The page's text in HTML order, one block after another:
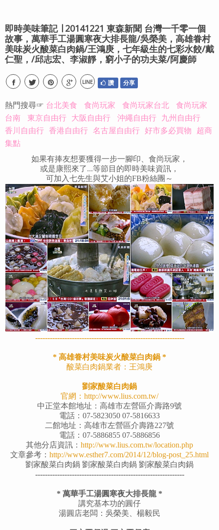
即時美味筆記 ∣ 20141221 東森新聞 台灣一千零一個
故事，萬華手工湯圓寒夜大排長龍/吳榮美，高雄眷村
美味炭火酸菜白肉鍋/王鴻庚，七年級生的七彩水餃/戴
仁聖，/邱志宏、李淑靜，窮小子的功夫菜/阿慶師
LINE 讚 分享
熱門搜尋☞ 台北美食 食尚玩家 食尚玩家台北
食尚玩家
台南
東京自由行 大阪自由行 沖繩自由行 九州自由行
香川自由行 香港自由行 名古屋自由行 好市多必買物 超商
集點
如果有捧友想要獲得一步一腳印、食尚玩家，
或是康熙來了...等節目的即時美味資訊，
可加入七先生與艾小姐的FB粉絲團～
-------------------------------------------------------------
* 高雄眷村美味炭火酸菜白肉鍋 *
酸菜白肉鍋業者：王鴻庚
劉家酸菜白肉鍋
官網： http://www.lius.com.tw/
中正堂本館地址：高雄市左營區介壽路9號
電話：07-5823050 07-5816633
二館地址：高雄市左營區介壽路227號
電話：07-5886855 07-5886856
其他分店資訊： http://www.lius.com.tw/location.php
文章參考： http://www.esther7.com/2014/12/blog-post_25.html
劉家酸菜白肉鍋 劉家酸菜白肉鍋 劉家酸菜白肉鍋
-------------------------------------------------------------
* 萬華手工湯圓寒夜大排長龍 *
講究基本功的圓仔
湯圓店老闆：吳榮美、楊毅民